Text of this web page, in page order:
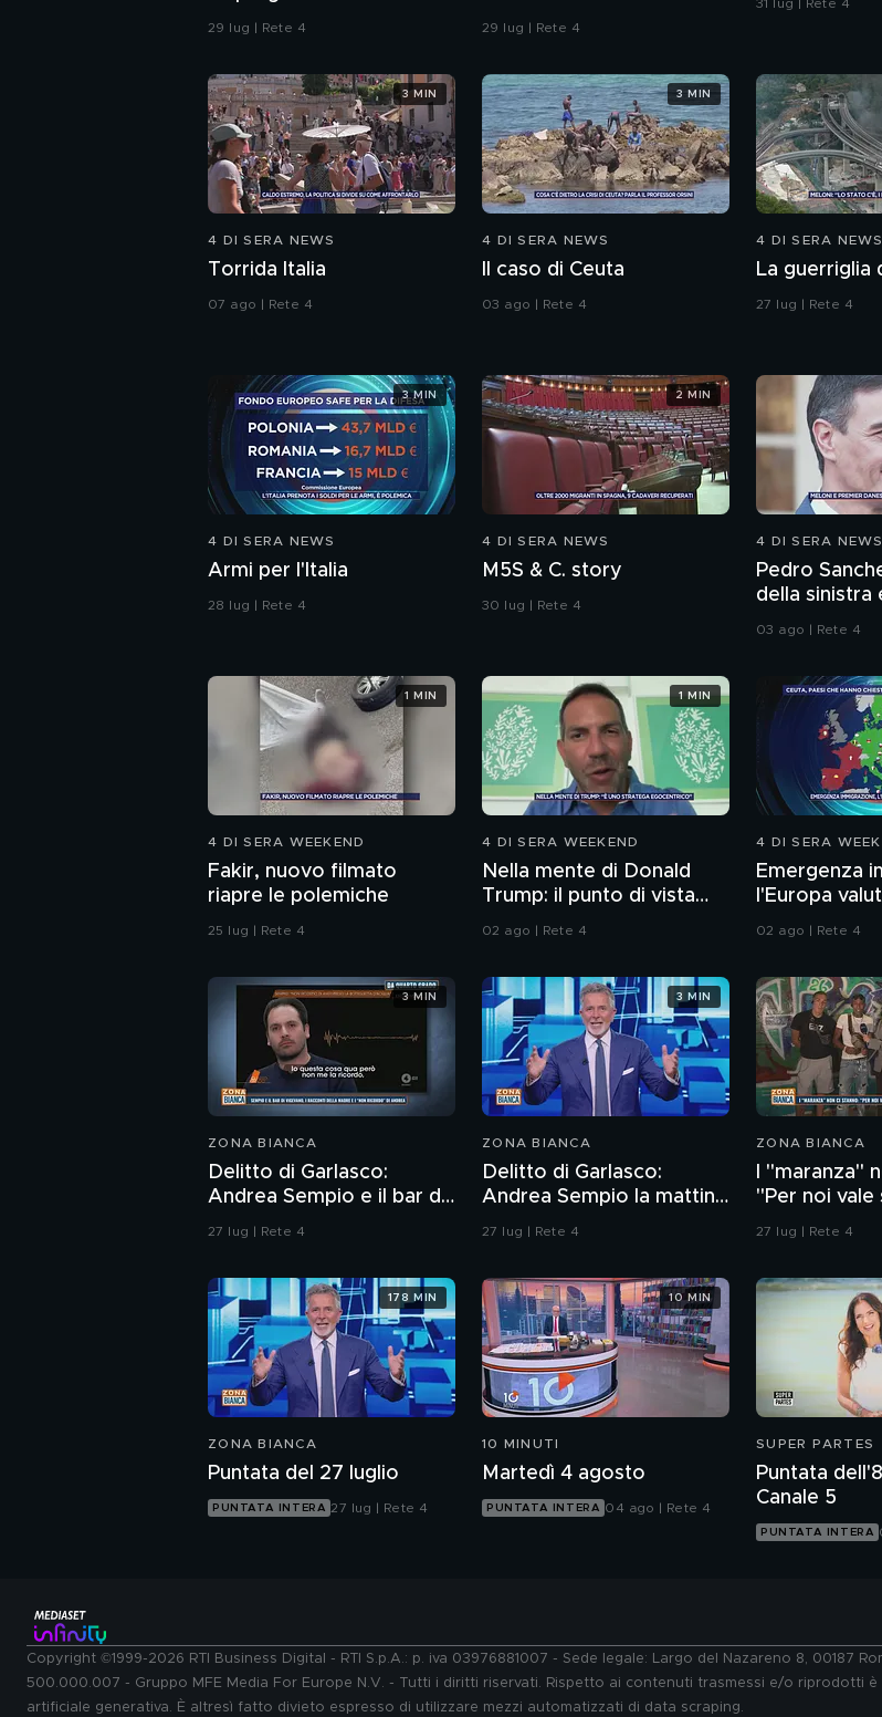
confronti della polizia"
29 lug | Rete 4 29 lug | Rete 4
31 lug | Rete 4
4 DI SERA NEWS
Torrida Italia
07 ago | Rete 4
3 MIN
4 DI SERA NEWS
Il caso di Ceuta
03 ago | Rete 4
3 MIN
4 DI SERA NEWS
La guerriglia
27 lug | Rete 4
4 DI SERA NEWS
Armi per l'Italia
28 lug | Rete 4
3 MIN
4 DI SERA NEWS
M5S & C. story
30 lug | Rete 4
2 MIN
4 DI SERA NEWS
Pedro
della sinistra
03 ago | Rete 4
4 DI SERA WEEKEND
Fakir, nuovo filmato
riapre le polemiche
25 lug | Rete 4
1 MIN
4 DI SERA WEEKEND
Nella mente di Donald
Trump: il punto di vista
dello psichiatra Leonardo
02 ago | Rete 4
1 MIN
4 DI SERA
Emergenza
l'Europa
02 ago | Rete 4
ZONA BIANCA
Delitto di Garlasco:
Andrea Sempio e il bar di
Vigevano e i racconti
27 lug | Rete 4
3 MIN
ZONA BIANCA
Delitto di Garlasco:
Andrea Sempio la mattina
del delitto è stato in un
27 lug | Rete 4
3 MIN
ZONA BIANCA
I "maranza"
"Per noi vale
della strada"
27 lug | Rete 4
ZONA BIANCA
Puntata del 27 luglio
PUNTATA INTERA 27 lug | Rete 4
178 MIN
10 MINUTI
Martedì 4 agosto
PUNTATA INTERA 04 ago | Rete 4
10 MIN
SUPER PARTES
Puntata
Canale 5
PUNTATA INTERA
Copyright ©1999-2026 RTI Business Digital - RTI S.p.A.: p. iva 03976881007 - Sede legale: Largo del Nazareno 8, 00187
500.000.007 - Gruppo MFE Media For Europe N.V. - Tutti i diritti riservati. Rispetto ai contenuti trasmessi e/o riprodotti
artificiale generativa. È altresì fatto divieto espresso di utilizzare mezzi automatizzati di data scraping.